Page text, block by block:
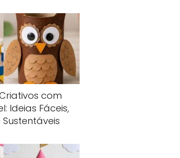
com
Ideias Fáceis,